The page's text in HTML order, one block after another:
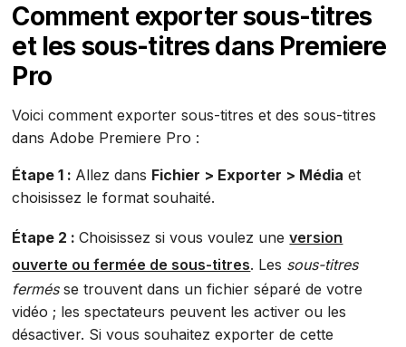
Comment exporter sous-titres
et les sous-titres dans Premiere
Pro
Voici comment exporter sous-titres et des sous-titres
dans Adobe Premiere Pro :
Étape 1 : Allez dans Fichier > Exporter > Média et
choisissez le format souhaité.
Étape 2 :Choisissez si vous voulez uneversion
ouverte ou fermée de sous-titres. Les sous-titres
fermésse trouvent dans un fichier séparé de votre
vidéo ; les spectateurs peuvent les activer ou les
désactiver. Si vous souhaitez exporter de cette